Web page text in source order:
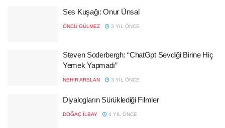
Ses Kuşağı: Onur Ünsal
ÖNCÜ GÜLMEZ 3 YIL ÖNCE
Steven Soderbergh: “ChatGpt Sevdiği Birine Hiç
Yemek Yapmadı”
NEHIR ARSLAN 3 YIL ÖNCE
Diyalogların Sürüklediği Filmler
DOĞAÇ İLBAY 4 YIL ÖNCE